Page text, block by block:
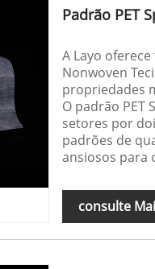
Padrão PET
A Layo
Nonwoven
propriedades
O padrão PET
setores por
padrões de
ansiosos para
consulte